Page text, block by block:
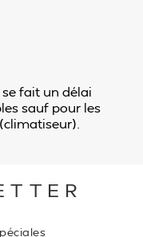
fait un délai
sauf pour les